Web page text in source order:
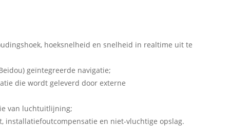
hoeksnelheid en snelheid in realtime uit te
geïntegreerde navigatie;
die wordt geleverd door externe
van luchtuitlijning;
installatiefoutcompensatie en niet-vluchtige opslag.